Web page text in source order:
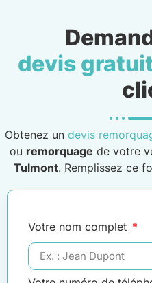
devis
Obtenez un devis
ou remorquage de votre
Tulmont. Remplissez ce
Votre nom complet